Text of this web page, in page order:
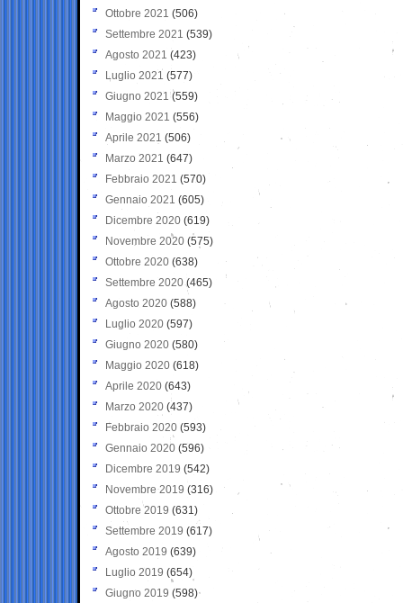
Ottobre 2021 (506)
Settembre 2021 (539)
Agosto 2021 (423)
Luglio 2021 (577)
Giugno 2021(559)
Maggio 2021 (556)
Aprile 2021 (506)
Marzo 2021 (647)
Febbraio 2021 (570)
Gennaio 2021 (605)
Dicembre 2020 (619)
Novembre 2020 (575)
Ottobre 2020 (638)
Settembre 2020(465)
Agosto 2020 (588)
Luglio 2020 (597)
Giugno 2020 (580)
Maggio 2020 (618)
Aprile 2020 (643)
Marzo 2020 (437)
Febbraio 2020 (593)
Gennaio 2020 (596)
Dicembre 2019 (542)
Novembre 2019 (316)
Ottobre 2019 (631)
Settembre 2019 (617)
Agosto 2019 (639)
Luglio 2019 (654)
Giugno 2019 (598)